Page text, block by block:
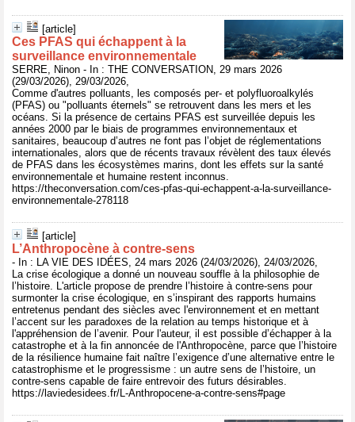
[article]
Ces PFAS qui échappent à la
surveillance environnementale
SERRE, Ninon - In : THE CONVERSATION, 29 mars 2026
(29/03/2026), 29/03/2026,
Comme d'autres polluants, les composés per- et polyfluoroalkylés
(PFAS) ou "polluants éternels" se retrouvent dans les mers et les
océans. Si la présence de certains PFAS est surveillée depuis les
années 2000 par le biais de programmes environnementaux et
sanitaires, beaucoup d’autres ne font pas l’objet de réglementations
internationales, alors que de récents travaux révèlent des taux élevés
de PFAS dans les écosystèmes marins, dont les effets sur la santé
environnementale et humaine restent inconnus.
https://theconversation.com/ces-pfas-qui-echappent-a-la-surveillance-
environnementale-278118
[article]
L’Anthropocène à contre-sens
- In : LA VIE DES IDÉES, 24 mars 2026 (24/03/2026), 24/03/2026,
La crise écologique a donné un nouveau souffle à la philosophie de
l’histoire. L'article propose de prendre l’histoire à contre-sens pour
surmonter la crise écologique, en s’inspirant des rapports humains
entretenus pendant des siècles avec l'environnement et en mettant
l’accent sur les paradoxes de la relation au temps historique et à
l'appréhension de l’avenir. Pour l'auteur, il est possible d’échapper à la
catastrophe et à la fin annoncée de l'Anthropocène, parce que l’histoire
de la résilience humaine fait naître l’exigence d’une alternative entre le
catastrophisme et le progressisme : un autre sens de l’histoire, un
contre-sens capable de faire entrevoir des futurs désirables.
https://laviedesidees.fr/L-Anthropocene-a-contre-sens#page